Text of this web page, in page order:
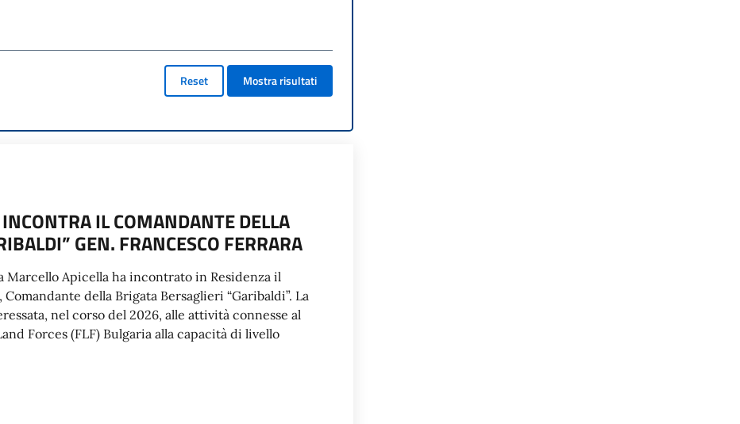
Reset Mostra risultati
IL COMANDANTE DELLA
GEN. FRANCESCO FERRARA
Marcello Apicella ha incontrato in Residenza il
della Brigata Bersaglieri “Garibaldi”. La
nel corso del 2026, alle attività connesse al
Forces (FLF) Bulgaria alla capacità di livello